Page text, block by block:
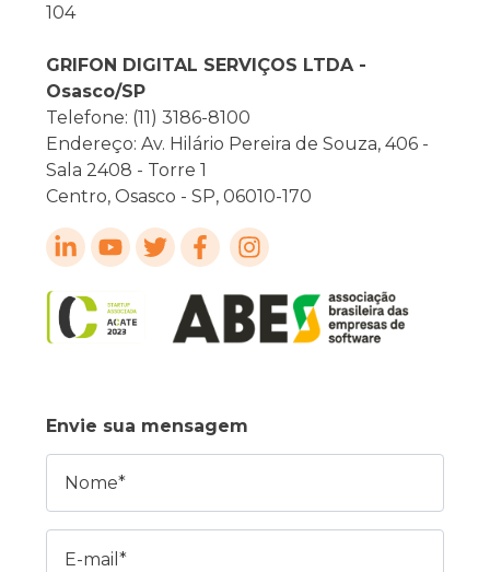
104
GRIFON DIGITAL SERVIÇOS LTDA -
Osasco/SP
Telefone: (11) 3186-8100
Endereço: Av. Hilário Pereira de Souza, 406 -
Sala 2408 - Torre 1
Centro, Osasco - SP, 06010-170
Envie sua mensagem